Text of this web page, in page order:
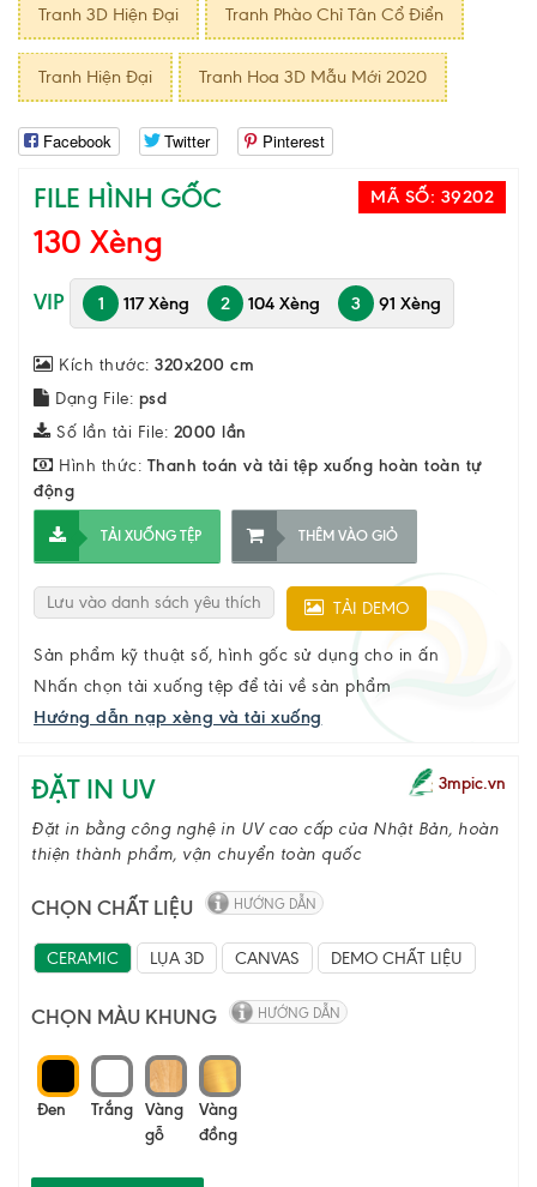
Tranh 3D Hiện Đại Tranh Phào Chỉ Tân Cổ Điển
Tranh Hiện Đại Tranh Hoa 3D Mẫu Mới 2020
Facebook Twitter Pinterest
FILE HÌNH GỐC MÃ SỐ: 39202
130 Xèng
VIP 1 117 Xèng 2 104 Xèng 3 91 Xèng
Kích thước: 320x200 cm
Dạng File: psd
Số lần tải File: 2000 lần
Hình thức: Thanh toán và tải tệp xuống hoàn toàn tự
động
TẢI XUỐNG TỆP THÊM VÀO GIỎ
Lưu vào danh sách yêu thích TẢI DEMO
Sản phẩm kỹ thuật số, hình gốc sử dụng cho in ấn
Nhấn chọn tải xuống tệp để tải về sản phẩm
Hướng dẫn nạp xèng và tải xuống
ĐẶT IN UV 3mpic.vn
Đặt in bằng công nghệ in UV cao cấp của Nhật Bản, hoàn
thiện thành phẩm, vận chuyển toàn quốc
CHỌN CHẤT LIỆU HƯỚNG DẪN
CERAMIC LỤA 3D CANVAS DEMO CHẤT LIỆU
CHỌN MÀU KHUNG HƯỚNG DẪN
Đen Trắng Vàng
gỗ
Vàng
đồng